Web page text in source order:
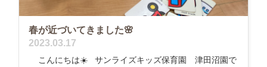
春が近づいてきました🌸
2023.03.17
こんにちは☀️ サンライズキッズ保育園 津田沼園で